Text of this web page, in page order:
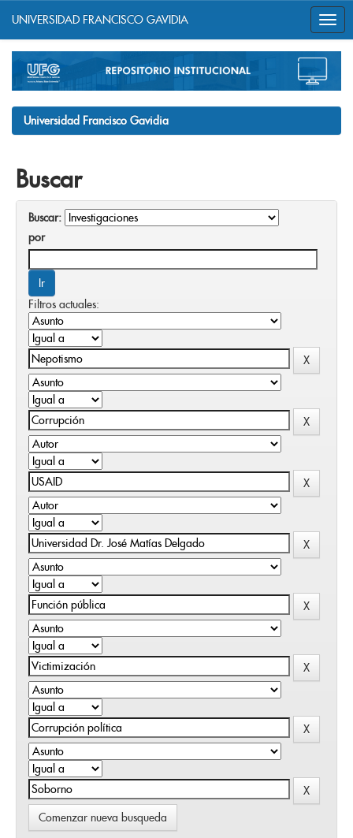
navigation
UNIVERSIDAD FRANCISCO GAVIDIA
Universidad Francisco Gavidia
Buscar
Buscar:
por
Filtros actuales:
Comenzar nueva busqueda